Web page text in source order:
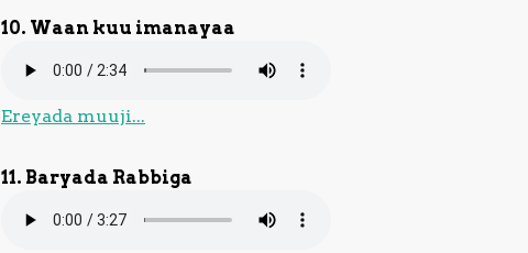
10. Waan kuu imanayaa
Ereyada muuji...
11. Baryada Rabbiga